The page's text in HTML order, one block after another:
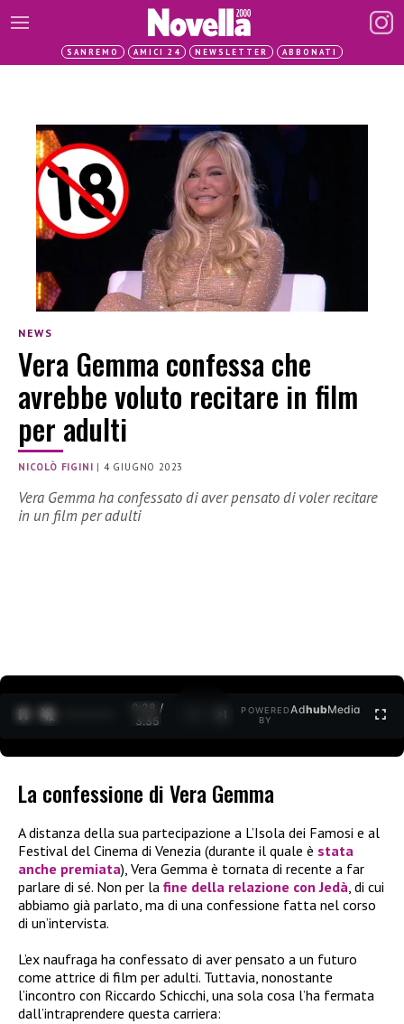
SANREMO AMICI 24 NEWSLETTER ABBONATI
NEWS
Vera Gemma confessa che
avrebbe voluto recitare in film
per adulti
NICOLÒ FIGINI | 4 GIUGNO 2023
Vera Gemma ha confessato di aver pensato di voler recitare
in un film per adulti
0:29 /
3:35
POWERED
BY
AdhubMedia
La confessione di Vera Gemma
A distanza della sua partecipazione a L’Isola dei Famosi e al
Festival del Cinema di Venezia (durante il quale è stata
anche premiata), Vera Gemma è tornata di recente a far
parlare di sé. Non per la fine della relazione con Jedà, di cui
abbiamo già parlato, ma di una confessione fatta nel corso
di un’intervista.
L’ex naufraga ha confessato di aver pensato a un futuro
come attrice di film per adulti. Tuttavia, nonostante
l’incontro con Riccardo Schicchi, una sola cosa l’ha fermata
dall’intraprendere questa carriera: